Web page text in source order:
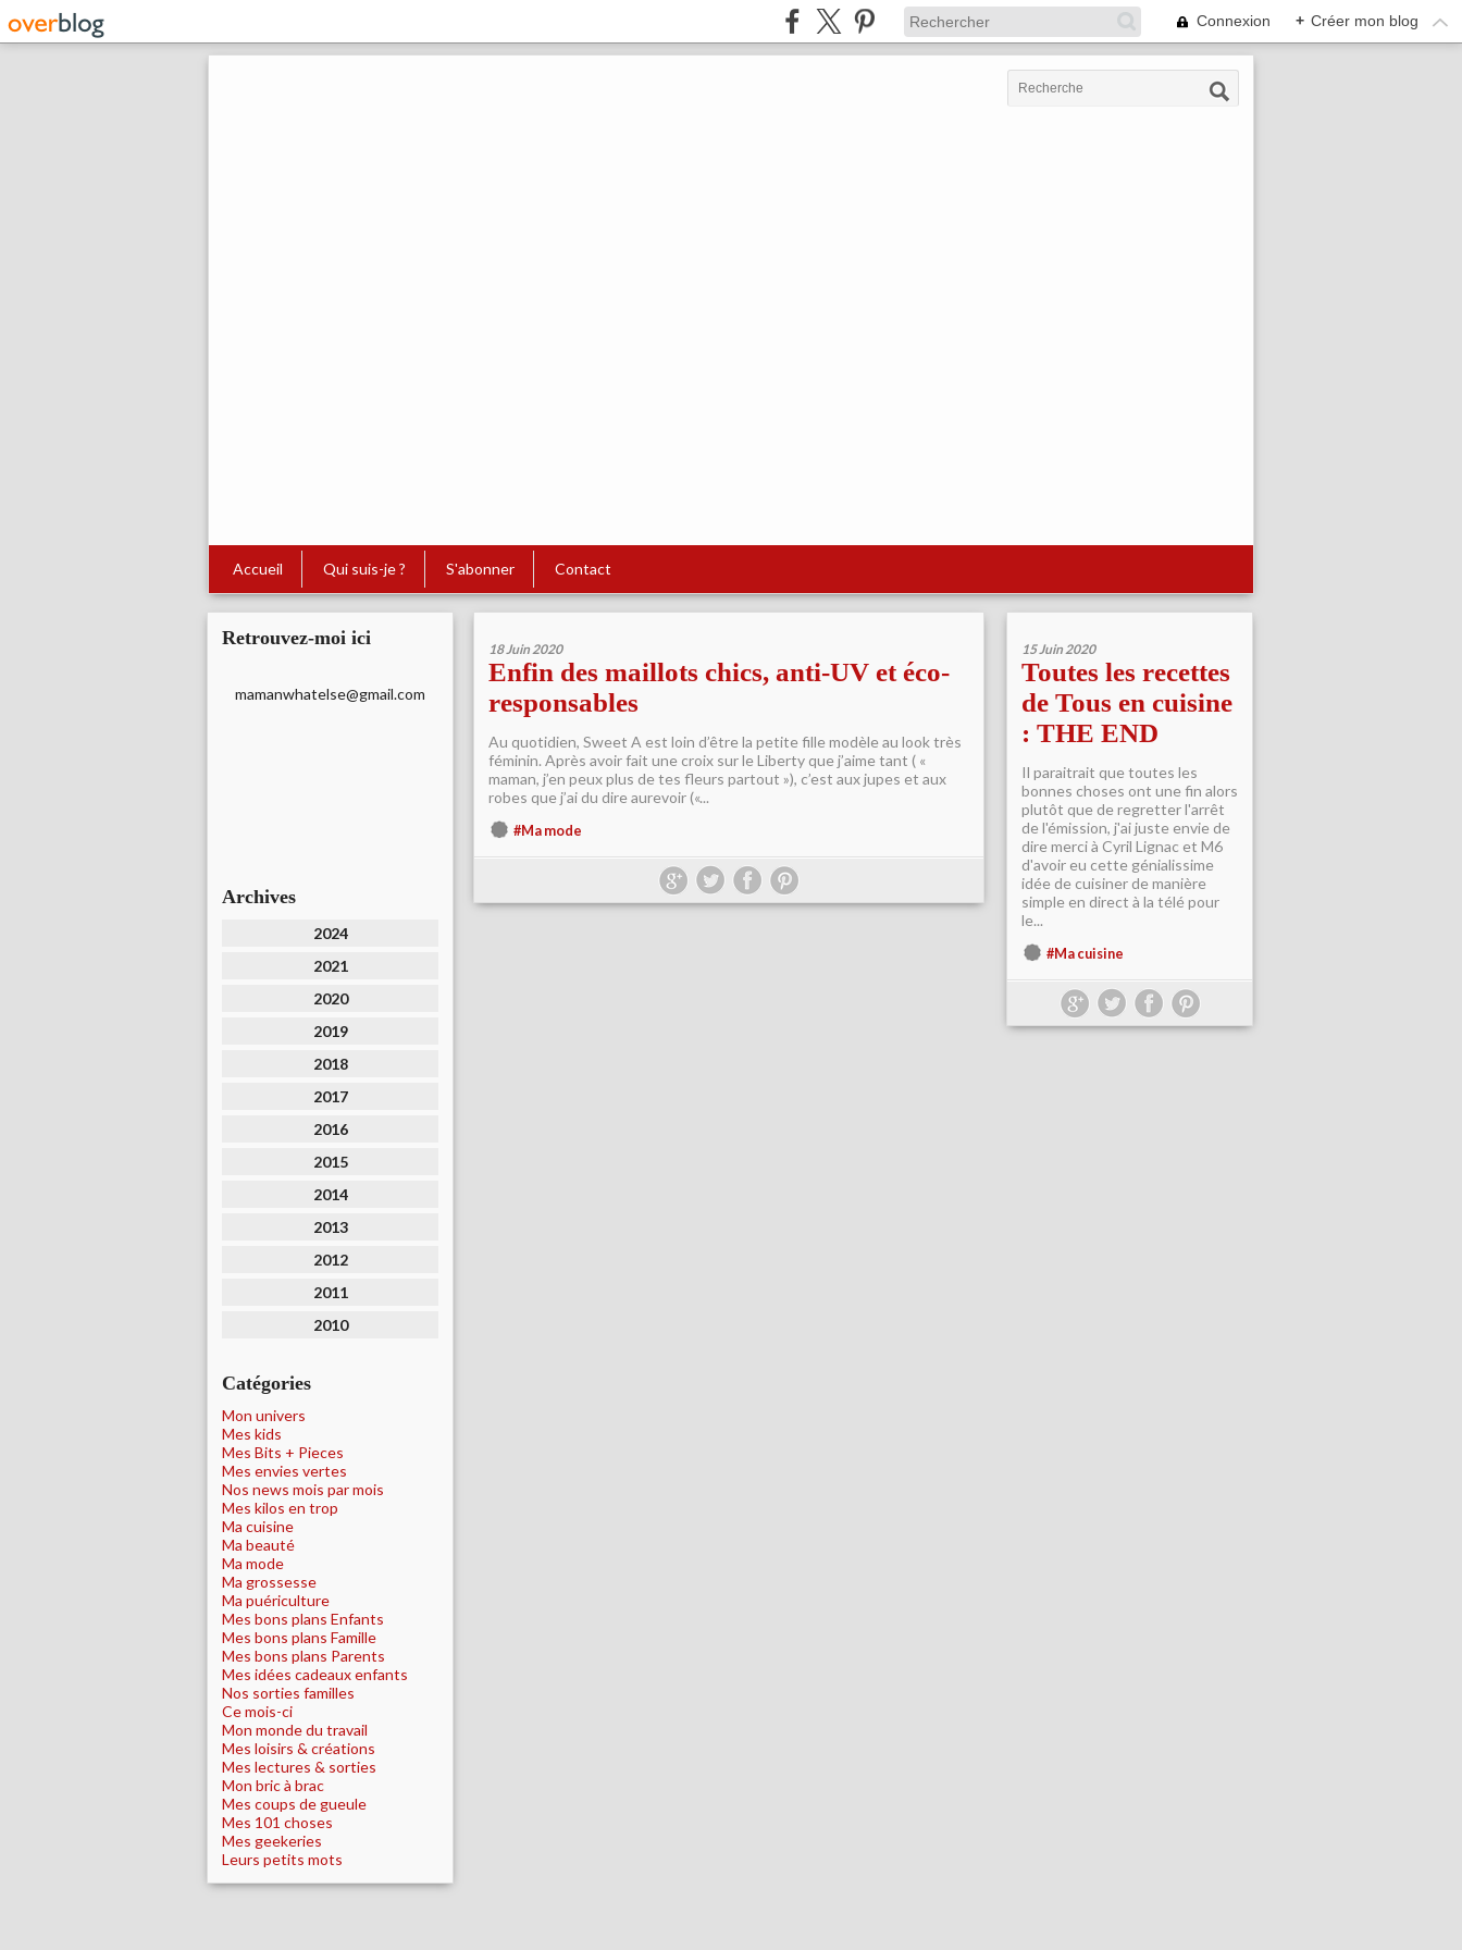
Connexion + Créer mon blog
Accueil Qui suis-je ? S'abonner Contact
Retrouvez-moi ici
mamanwhatelse@gmail.com
Archives
2024
2021
2020
2019
2018
2017
2016
2015
2014
2013
2012
2011
2010
Catégories
Mon univers
Mes kids
Mes Bits + Pieces
Mes envies vertes
Nos news mois par mois
Mes kilos en trop
Ma cuisine
Ma beauté
Ma mode
Ma grossesse
Ma puériculture
Mes bons plans Enfants
Mes bons plans Famille
Mes bons plans Parents
Mes idées cadeaux enfants
Nos sorties familles
Ce mois-ci
Mon monde du travail
Mes loisirs & créations
Mes lectures & sorties
Mon bric à brac
Mes coups de gueule
Mes 101 choses
Mes geekeries
Leurs petits mots
18 Juin 2020
Enfin des maillots chics, anti-UV et éco-
responsables
Au quotidien, Sweet A est loin d’être la petite fille modèle au look très
féminin. Après avoir fait une croix sur le Liberty que j’aime tant ( «
maman, j’en peux plus de tes fleurs partout »), c’est aux jupes et aux
robes que j’ai du dire aurevoir («...
#Ma mode
15 Juin 2020
Toutes les recettes
de Tous en cuisine
: THE END
Il paraitrait que toutes les
bonnes choses ont une fin alors
plutôt que de regretter l'arrêt
de l'émission, j'ai juste envie de
dire merci à Cyril Lignac et M6
d'avoir eu cette génialissime
idée de cuisiner de manière
simple en direct à la télé pour
le...
#Ma cuisine